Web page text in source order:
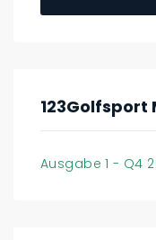
123Golfsport
Ausgabe 1 - Q4